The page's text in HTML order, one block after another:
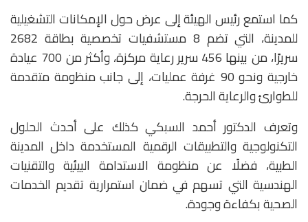
كما استمع رئيس الهيئة إلى عرض حول الإمكانات التشغيلية
للمدينة، التي تضم 8 مستشفيات تخصصية بطاقة 2682
سريرًا، من بينها 456 سرير رعاية مركزة، وأكثر من 700 عيادة
خارجية ونحو 90 غرفة عمليات، إلى جانب منظومة متقدمة
للطوارئ والرعاية الحرجة.
وتعرف الدكتور أحمد السبكي كذلك على أحدث الحلول
التكنولوجية والتطبيقات الرقمية المستخدمة داخل المدينة
الطبية، فضلًا عن منظومة الاستدامة البيئية والتقنيات
الهندسية التي تسهم في ضمان استمرارية تقديم الخدمات
الصحية بكفاءة وجودة.